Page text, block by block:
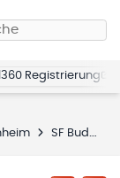
Registrierung
SF Budenheim 2